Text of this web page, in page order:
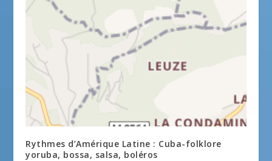
Rythmes d’Amérique Latine : Cuba-folklore
yoruba, bossa, salsa, boléros